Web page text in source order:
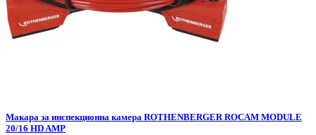
Макара за инспекционна камера ROTHENBERGER ROCAM MODULE
20/16 HD AMP